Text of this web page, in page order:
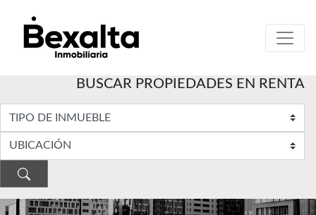
BUSCAR PROPIEDADES EN RENTA